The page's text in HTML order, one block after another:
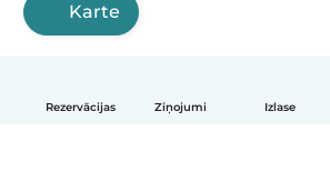
Rezervācijas Ziņojumi Izlase
Karte